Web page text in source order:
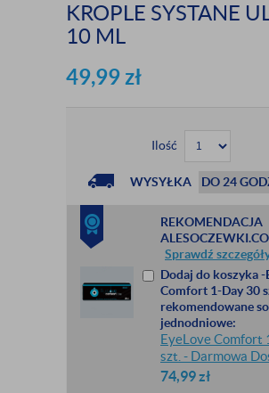
KROPLE SYSTANE
10 ML
49,99 zł
Ilość
WYSYŁKA DO 24
REKOMENDACJA
Sprawdź
Dodaj do koszyka -
Comfort 1-Day 30
rekomendowane
jednodniowe:
EyeLove Comfort
szt. - Darmowa
74,99zł